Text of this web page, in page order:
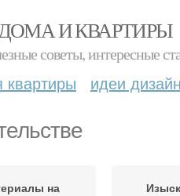
И КВАРТИРЫ
советы, интересные
квартиры идеи
на